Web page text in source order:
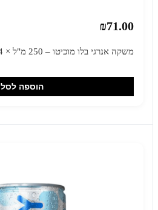
₪71.00
משקה אנרגי בלו מוכיטו – 250 מ"ל × 24 יחידות (מארז)
הוספה לסל